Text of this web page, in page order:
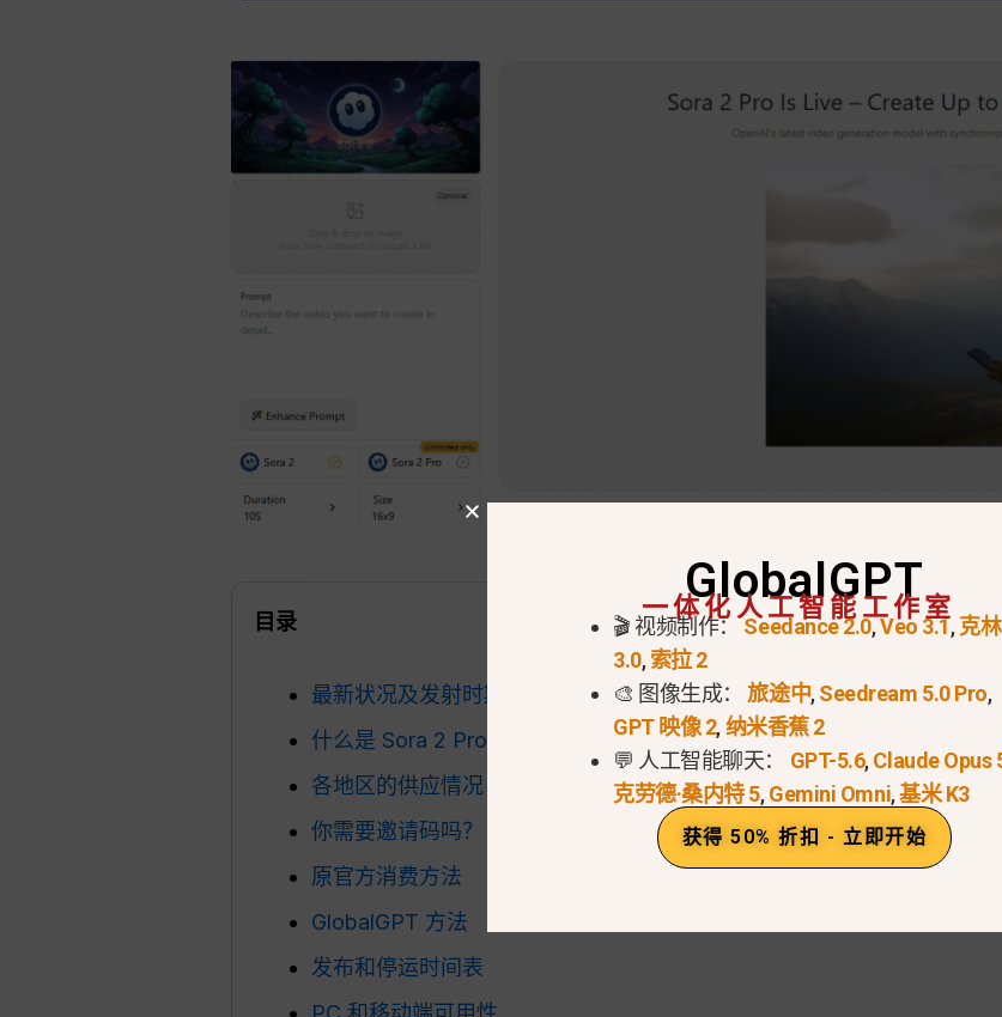
立即试用 Sora 2 Pro >
目录
最新状况及发射时期的背景
什么是 Sora 2 Pro？
各地区的供应情况
你需要邀请码吗？
原官方消费方法
GlobalGPT 方法
发布和停运时间表
GlobalGPT
一体化人工智能工作室
🎬 视频制作：Seedance 2.0,Veo 3.1,克林
3.0,索拉 2
🎨 图像生成： 旅途中,Seedream 5.0 Pro,
GPT 映像 2,纳米香蕉 2
💬 人工智能聊天： GPT-5.6,Claude Opus
克劳德·桑内特 5,Gemini Omni,基米 K3
获得 50% 折扣 - 立即开始